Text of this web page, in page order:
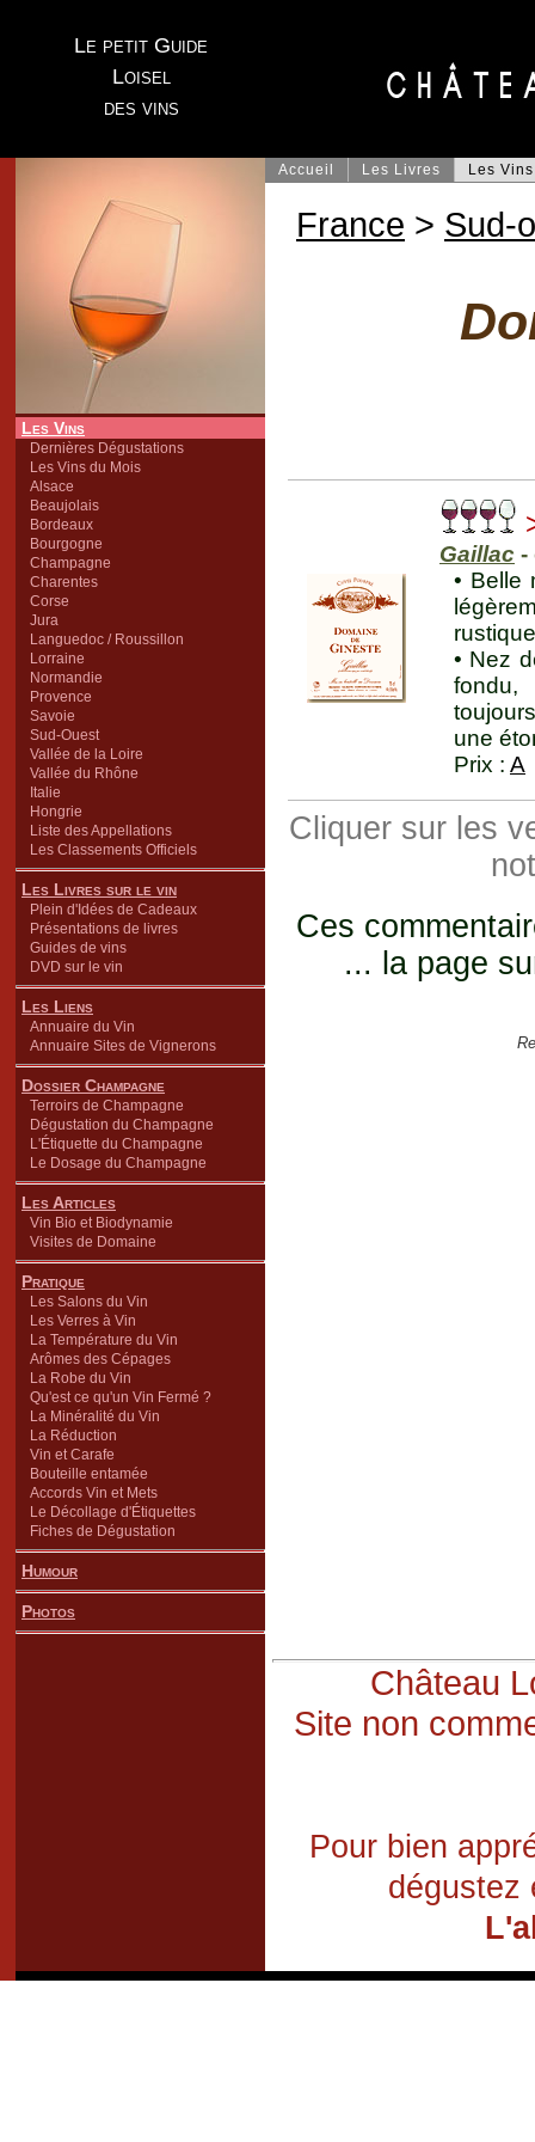
Le petit Guide
Loisel
des vins
Les Vins
Dernières Dégustations
Les Vins du Mois
Alsace
Beaujolais
Bordeaux
Bourgogne
Champagne
Charentes
Corse
Jura
Languedoc / Roussillon
Lorraine
Normandie
Provence
Savoie
Sud-Ouest
Vallée de la Loire
Vallée du Rhône
Italie
Hongrie
Liste des Appellations
Les Classements Officiels
Les Livres sur le vin
Plein d'Idées de Cadeaux
Présentations de livres
Guides de vins
DVD sur le vin
Les Liens
Annuaire du Vin
Annuaire Sites de Vignerons
Dossier Champagne
Terroirs de Champagne
Dégustation du Champagne
L'Étiquette du Champagne
Le Dosage du Champagne
Les Articles
Vin Bio et Biodynamie
Visites de Domaine
Pratique
Les Salons du Vin
Les Verres à Vin
La Température du Vin
Arômes des Cépages
La Robe du Vin
Qu'est ce qu'un Vin Fermé ?
La Minéralité du Vin
La Réduction
Vin et Carafe
Bouteille entamée
Accords Vin et Mets
Le Décollage d'Étiquettes
Fiches de Dégustation
Humour
Photos
Accueil Les Livres Les Vins
France > Sud-
Gaillac -
• Belle
• Nez
fondu,
une
Prix : A
Cliquer sur les
Ces
... la page
Château
Site non
Pour bien
dégustez